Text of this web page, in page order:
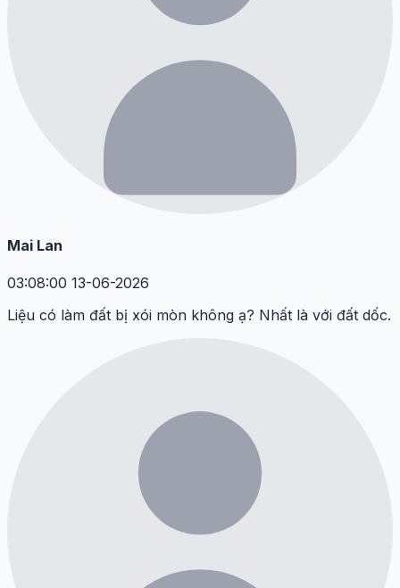
Mai Lan
03:08:00 13-06-2026
Liệu có làm đất bị xói mòn không ạ? Nhất là với đất dốc.